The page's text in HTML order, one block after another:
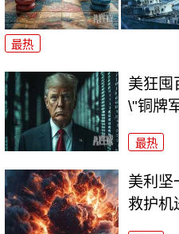
最热
美狂囤
\"铜牌
最热
美利坚
救护机